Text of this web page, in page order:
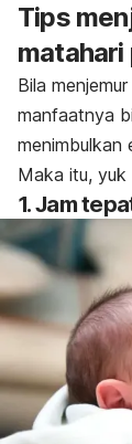
Tips
matahari
Bila
manfaatnya
menimbulkan
Maka itu, yuk
1. Jam